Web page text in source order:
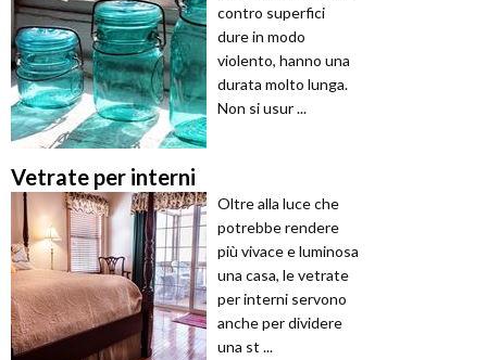
contro superfici
dure in modo
violento, hanno una
durata molto lunga.
Non si usur ...
Vetrate per interni
Oltre alla luce che
potrebbe rendere
più vivace e luminosa
una casa, le vetrate
per interni servono
anche per dividere
una st ...